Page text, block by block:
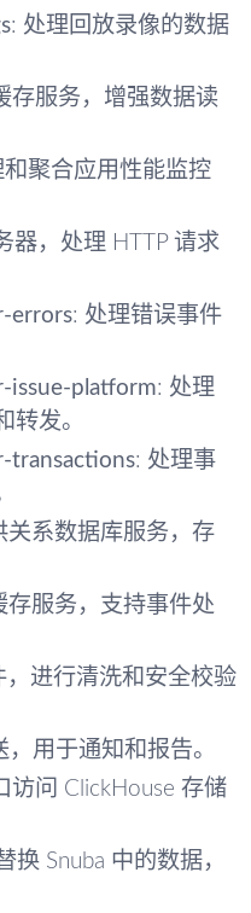
: 处理回放录像的数据
存服务，增强数据读
和聚合应用性能监控
器，处理 HTTP 请求
errors: 处理错误事件
issue-platform: 处理
转发。
transactions: 处理事
关系数据库服务，存
存服务，支持事件处
进行清洗和安全校验
用于通知和报告。
访问 ClickHouse 存储
换 Snuba 中的数据，